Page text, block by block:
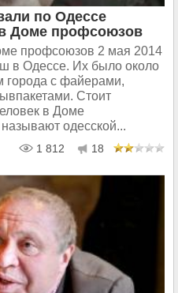
по Одессе
Доме профсоюзов
профсоюзов 2 мая 2014
в Одессе. Их было около
города с файерами,
Стоит
в Доме
одесской...
1 812 18